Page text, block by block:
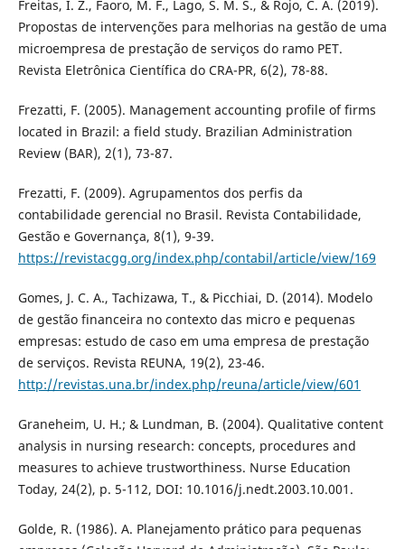
Freitas, I. Z., Faoro, M. F., Lago, S. M. S., & Rojo, C. A. (2019).
Propostas de intervenções para melhorias na gestão de uma
microempresa de prestação de serviços do ramo PET.
Revista Eletrônica Científica do CRA-PR, 6(2), 78-88.
Frezatti, F. (2005). Management accounting profile of firms
located in Brazil: a field study. Brazilian Administration
Review (BAR), 2(1), 73-87.
Frezatti, F. (2009). Agrupamentos dos perfis da
contabilidade gerencial no Brasil. Revista Contabilidade,
Gestão e Governança, 8(1), 9-39.
https://revistacgg.org/index.php/contabil/article/view/169
Gomes, J. C. A., Tachizawa, T., & Picchiai, D. (2014). Modelo
de gestão financeira no contexto das micro e pequenas
empresas: estudo de caso em uma empresa de prestação
de serviços. Revista REUNA, 19(2), 23-46.
http://revistas.una.br/index.php/reuna/article/view/601
Graneheim, U. H.; & Lundman, B. (2004). Qualitative content
analysis in nursing research: concepts, procedures and
measures to achieve trustworthiness. Nurse Education
Today, 24(2), p. 5-112, DOI: 10.1016/j.nedt.2003.10.001.
Golde, R. (1986). A. Planejamento prático para pequenas